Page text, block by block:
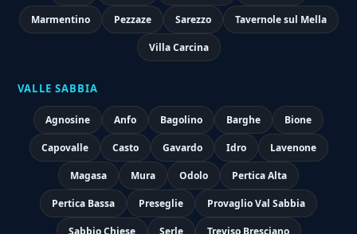
Marmentino Pezzaze Sarezzo Tavernole sul Mella
Villa Carcina
VALLE SABBIA
Agnosine Anfo Bagolino Barghe Bione
Capovalle Casto Gavardo Idro Lavenone
Magasa Mura Odolo Pertica Alta
Pertica Bassa Preseglie Provaglio Val Sabbia